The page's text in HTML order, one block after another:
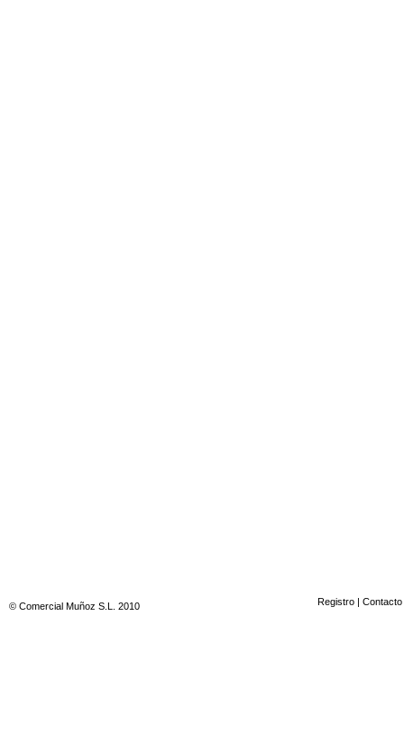
© Comercial Muñoz S.L. 2010 Registro | Contacto